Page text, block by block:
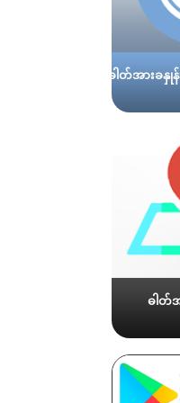
ဓါတ်အားခနှု
ဓါတ်အ